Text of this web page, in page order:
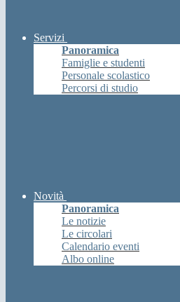
Servizi
Panoramica
Famiglie e studenti
Personale scolastico
Percorsi di studio
Novità
Panoramica
Le notizie
Le circolari
Calendario eventi
Albo online